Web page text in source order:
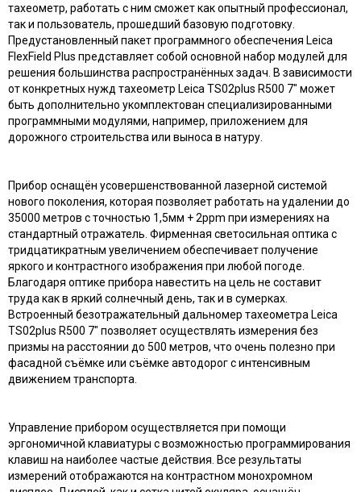
тахеометр, работать с ним сможет как опытный профессионал,
так и пользователь, прошедший базовую подготовку.
Предустановленный пакет программного обеспечения Leica
FlexField Plus представляет собой основной набор модулей для
решения большинства распространённых задач. В зависимости
от конкретных нужд тахеометр Leica TS02plus R500 7" может
быть дополнительно укомплектован специализированными
программными модулями, например, приложением для
дорожного строительства или выноса в натуру.
Прибор оснащён усовершенствованной лазерной системой
нового поколения, которая позволяет работать на удалении до
35000 метров с точностью 1,5мм + 2ppm при измерениях на
стандартный отражатель. Фирменная светосильная оптика с
тридцатикратным увеличением обеспечивает получение
яркого и контрастного изображения при любой погоде.
Благодаря оптике прибора навестить на цель не составит
труда как в яркий солнечный день, так и в сумерках.
Встроенный безотражательный дальномер тахеометра Leica
TS02plus R500 7" позволяет осуществлять измерения без
призмы на расстоянии до 500 метров, что очень полезно при
фасадной съёмке или съёмке автодорог с интенсивным
движением транспорта.
Управление прибором осуществляется при помощи
эргономичной клавиатуры с возможностью программирования
клавиш на наиболее частые действия. Все результаты
измерений отображаются на контрастном монохромном